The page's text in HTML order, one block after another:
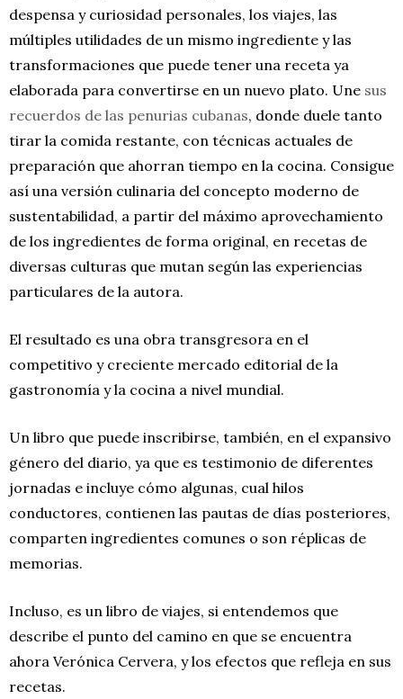
despensa y curiosidad personales, los viajes, las
múltiples utilidades de un mismo ingrediente y las
transformaciones que puede tener una receta ya
elaborada para convertirse en un nuevo plato. Une sus
recuerdos de las penurias cubanas, donde duele tanto
tirar la comida restante, con técnicas actuales de
preparación que ahorran tiempo en la cocina. Consigue
así una versión culinaria del concepto moderno de
sustentabilidad, a partir del máximo aprovechamiento
de los ingredientes de forma original, en recetas de
diversas culturas que mutan según las experiencias
particulares de la autora.
El resultado es una obra transgresora en el
competitivo y creciente mercado editorial de la
gastronomía y la cocina a nivel mundial.
Un libro que puede inscribirse, también, en el expansivo
género del diario, ya que es testimonio de diferentes
jornadas e incluye cómo algunas, cual hilos
conductores, contienen las pautas de días posteriores,
comparten ingredientes comunes o son réplicas de
memorias.
Incluso, es un libro de viajes, si entendemos que
describe el punto del camino en que se encuentra
ahora Verónica Cervera, y los efectos que refleja en sus
recetas.